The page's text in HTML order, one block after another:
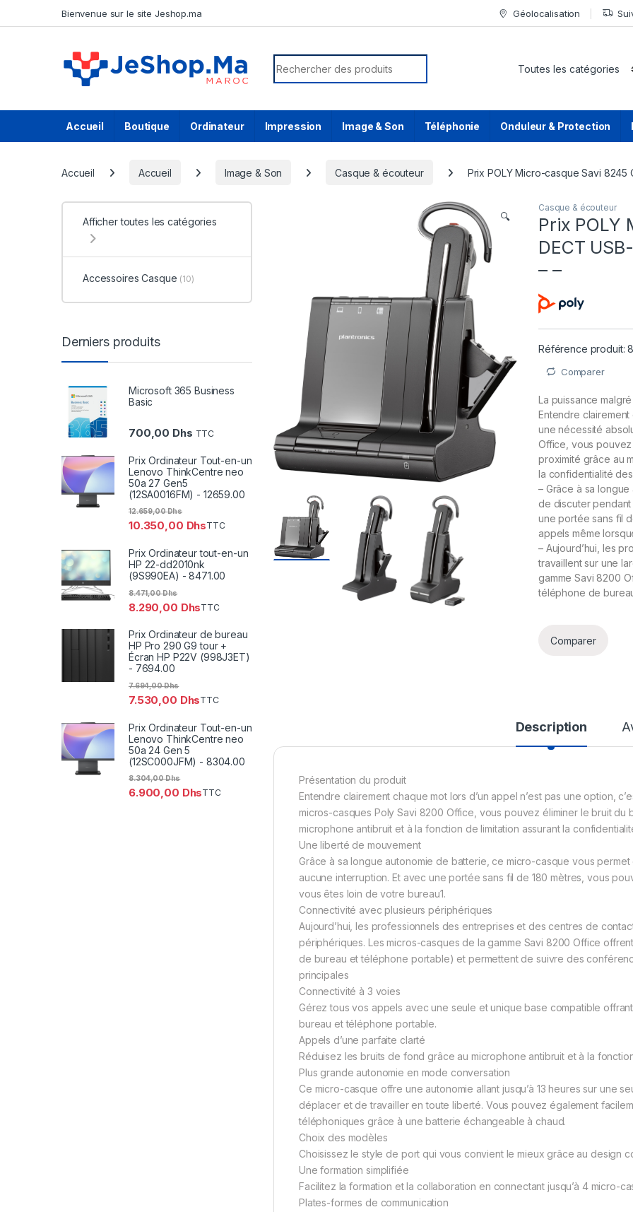
Bienvenue sur le site Jeshop.ma Géolocalisation
Search for:
Accueil Boutique Ordinateur Impression Image & Son Téléphonie Onduleur & Protection
Accueil Accueil Image & Son Casque & écouteur Prix POLY Micro-casque Savi 8245
🔍
Casque & écouteur
Prix POLY
DECT
– –
Référence produit:
Comparer
La puissance
Entendre clairement
une nécessité
Office, vous
proximité grâce au
la confidentialité
– Grâce à sa
de discuter
une portée sans fil
appels même
– Aujourd’hui, les
travaillent sur une
gamme Savi 8200
téléphone de
Comparer
Description
Présentation du produit
Entendre clairement chaque mot lors d’un appel n’est pas une option,
micros-casques Poly Savi 8200 Office, vous pouvez éliminer le bruit
microphone antibruit et à la fonction de limitation assurant la
Une liberté de mouvement
Grâce à sa longue autonomie de batterie, ce micro-casque vous
aucune interruption. Et avec une portée sans fil de 180 mètres, vous
vous êtes loin de votre bureau1.
Connectivité avec plusieurs périphériques
Aujourd’hui, les professionnels des entreprises et des centres de
périphériques. Les micros-casques de la gamme Savi 8200 Office
de bureau et téléphone portable) et permettent de suivre des
principales
Connectivité à 3 voies
Gérez tous vos appels avec une seule et unique base compatible
bureau et téléphone portable.
Appels d’une parfaite clarté
Réduisez les bruits de fond grâce au microphone antibruit et à la
Plus grande autonomie en mode conversation
Ce micro-casque offre une autonomie allant jusqu’à 13 heures sur une
déplacer et de travailler en toute liberté. Vous pouvez également
téléphoniques grâce à une batterie échangeable à chaud.
Choix des modèles
Choisissez le style de port qui vous convient le mieux grâce au design
Une formation simplifiée
Facilitez la formation et la collaboration en connectant jusqu’à 4 micro-
Plates-formes de communication
Afficher toutes les catégories
Accessoires Casque (10)
Derniers produits
Microsoft 365 Business
Basic
700,00 Dhs TTC
Prix Ordinateur Tout-en-un
Lenovo ThinkCentre neo
50a 27 Gen5
(12SA0016FM) - 12659.00
10.350,00 Dhs
12.659,00Dhs
TTC
Prix Ordinateur tout-en-un
HP 22-dd2010nk
(9S990EA) - 8471.00
8.290,00 Dhs
8.471,00Dhs
TTC
Prix Ordinateur de bureau
HP Pro 290 G9 tour +
Écran HP P22V (998J3ET)
- 7694.00
7.530,00 Dhs
7.694,00Dhs
TTC
Prix Ordinateur Tout-en-un
Lenovo ThinkCentre neo
50a 24 Gen 5
(12SC000JFM) - 8304.00
6.900,00 Dhs
8.304,00Dhs
TTC